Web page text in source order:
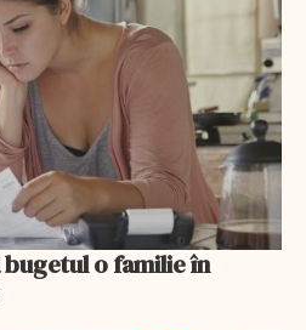
o familie în